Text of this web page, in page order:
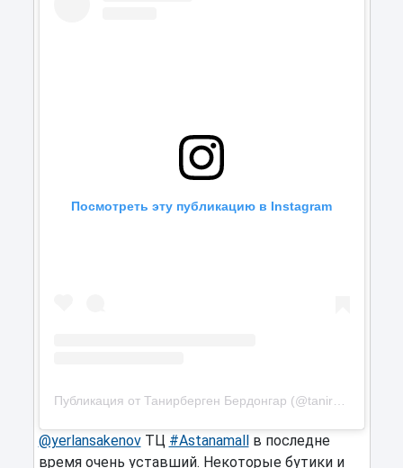
Посмотреть эту публикацию в Instagram
Публикация от Танирберген Бердонгар (@tanirbergen)
@yerlansakenovТЦ #Astanamall
в последне
время очень уставший. Некоторые бутики и